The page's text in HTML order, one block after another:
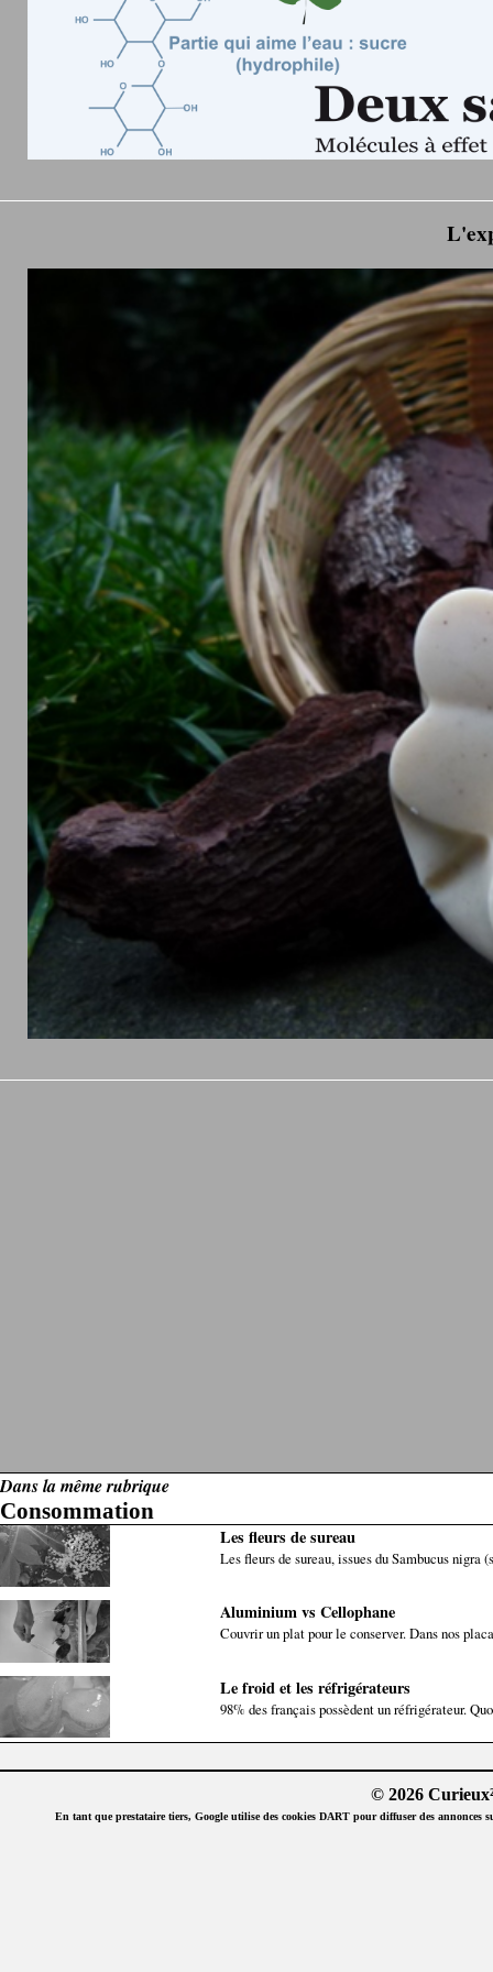
Dans la même rubrique
Consommation
Les fleurs de sureau
Les fleurs de sureau, issues du Sambucus
Aluminium vs Cellophane
Couvrir un plat pour le conserver. Dans nos
Le froid et les réfrigérateurs
98% des français possèdent un réfrigérateur.
© 2026
En tant que prestataire tiers, Google utilise des cookies DART pour diffuser des